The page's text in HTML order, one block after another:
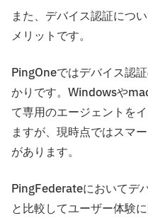
また、デバイス認証につ
メリットです。
PingOneではデバイス認
かりです。Windowsや
て専用のエージェントを
ますが、現時点ではスマ
があります。
PingFederateにおいてデ
と比較してユーザー体験